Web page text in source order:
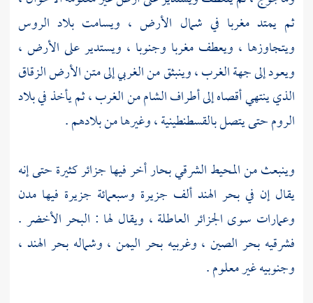
ثم يمتد مغربا في شمال الأرض ، ويسامت بلاد الروس
ويتجاوزها ، ويعطف مغربا وجنوبا ، ويستدير على الأرض ،
ويعود إلى جهة الغرب ، وينبثق من الغربي إلى متن الأرض الزقاق
الذي ينتهي أقصاه إلى أطرافالشاممن الغرب ، ثم يأخذ فيبلاد
الرومحتى يتصلبالقسطنطينية، وغيرها من بلادهم .
وينبعث من المحيط الشرقي بحار أخر فيها جزائر كثيرة حتى إنه
يقال إن فيبحر الهند ألف جزيرة وسبعمائة جزيرة فيها مدن
وعمارات سوى الجزائر العاطلة ، ويقال لها : البحر الأخضر .
فشرقيه بحر الصين ، وغربيهبحر اليمن ، وشمالهبحر الهند ،
وجنوبيه غير معلوم .